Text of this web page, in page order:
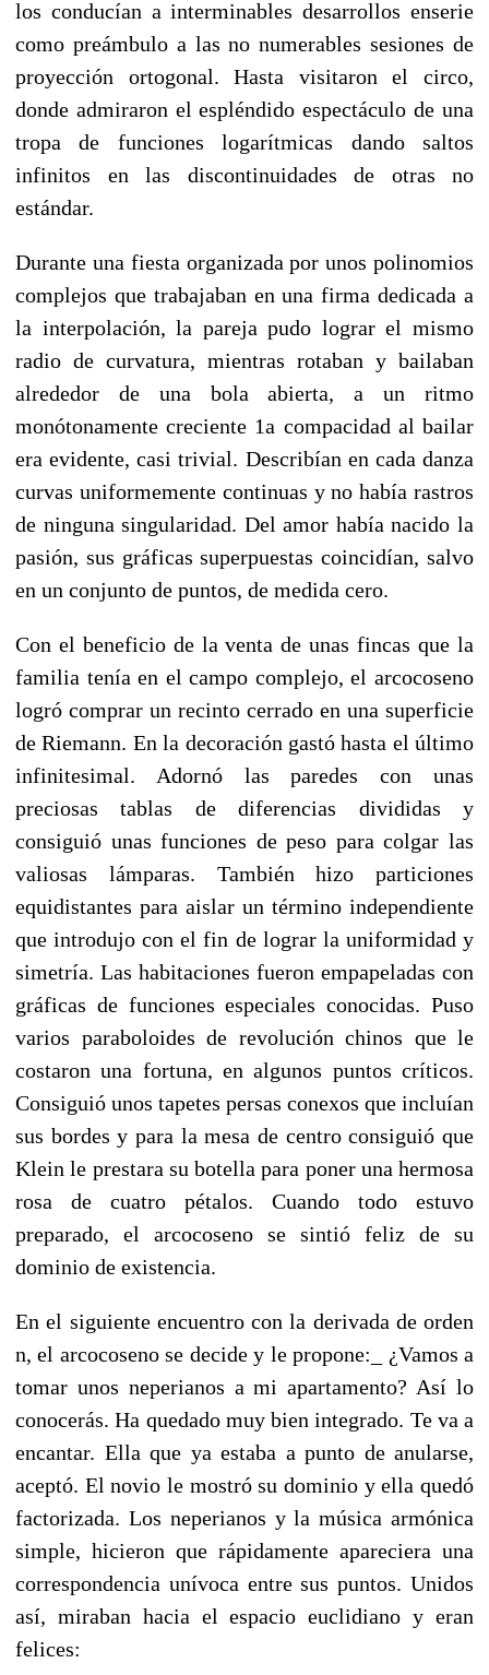
los conducían a interminables desarrollos enserie
como preámbulo a las no numerables sesiones de
proyección ortogonal. Hasta visitaron el circo,
donde admiraron el espléndido espectáculo de una
tropa de funciones logarítmicas dando saltos
infinitos en las discontinuidades de otras no
estándar.
Durante una fiesta organizada por unos polinomios
complejos que trabajaban en una firma dedicada a
la interpolación, la pareja pudo lograr el mismo
radio de curvatura, mientras rotaban y bailaban
alrededor de una bola abierta, a un ritmo
monótonamente creciente 1a compacidad al bailar
era evidente, casi trivial. Describían en cada danza
curvas uniformemente continuas y no había rastros
de ninguna singularidad. Del amor había nacido la
pasión, sus gráficas superpuestas coincidían, salvo
en un conjunto de puntos, de medida cero.
Con el beneficio de la venta de unas fincas que la
familia tenía en el campo complejo, el arcocoseno
logró comprar un recinto cerrado en una superficie
de Riemann. En la decoración gastó hasta el último
infinitesimal. Adornó las paredes con unas
preciosas tablas de diferencias divididas y
consiguió unas funciones de peso para colgar las
valiosas lámparas. También hizo particiones
equidistantes para aislar un término independiente
que introdujo con el fin de lograr la uniformidad y
simetría. Las habitaciones fueron empapeladas con
gráficas de funciones especiales conocidas. Puso
varios paraboloides de revolución chinos que le
costaron una fortuna, en algunos puntos críticos.
Consiguió unos tapetes persas conexos que incluían
sus bordes y para la mesa de centro consiguió que
Klein le prestara su botella para poner una hermosa
rosa de cuatro pétalos. Cuando todo estuvo
preparado, el arcocoseno se sintió feliz de su
dominio de existencia.
En el siguiente encuentro con la derivada de orden
n, el arcocoseno se decide y le propone:_ ¿Vamos a
tomar unos neperianos a mi apartamento? Así lo
conocerás. Ha quedado muy bien integrado. Te va a
encantar. Ella que ya estaba a punto de anularse,
aceptó. El novio le mostró su dominio y ella quedó
factorizada. Los neperianos y la música armónica
simple, hicieron que rápidamente apareciera una
correspondencia unívoca entre sus puntos. Unidos
así, miraban hacia el espacio euclidiano y eran
felices: